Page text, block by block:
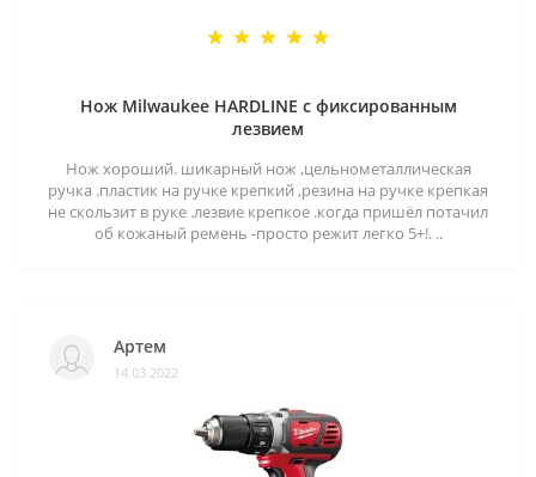
Нож Milwaukee HARDLINE с фиксированным
лезвием
Нож хороший. шикарный нож ,цельнометаллическая
ручка .пластик на ручке крепкий ,резина на ручке крепкая
не скользит в руке .лезвие крепкое .когда пришёл потачил
об кожаный ремень -просто режит легко 5+!. ..
Артем
14.03.2022